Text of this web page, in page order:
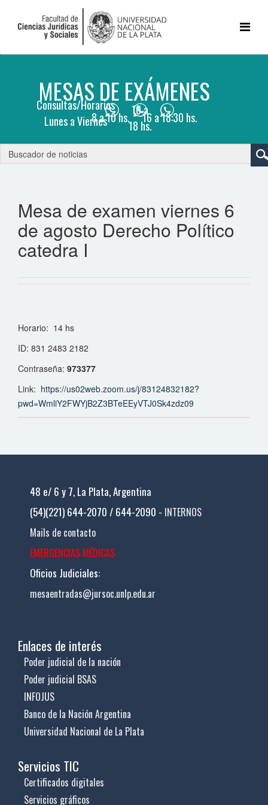
Mesa de examen viernes 6
de agosto Derecho Político
catedra I
Horario: 14 hs
ID: 831 2483 2182
Contraseña: 973377
Link: https://us02web.zoom.us/j/83124832182?
pwd=WmliY2FWYjB2Z3BTeEEyVTJ0Sk4zdz09
48 e/ 6 y 7, La Plata, Argentina
(54)(221) 644-2070 / 644-2090 - INTERNOS
Mails de contacto
EMERGENCIAS MÉDICAS
Oficios Judiciales:
mesaentradas@jursoc.unlp.edu.ar
Enlaces de interés
Poder judicial de la nación
Poder judicial BSAS
INFOJUS
Banco de la Nación Argentina
Universidad Nacional de La Plata
Servicios TIC
Certificados digitales
Servicios gráficos